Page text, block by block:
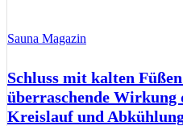
Sauna Magazin
Schluss mit kalten
überraschende Wirkung
Kreislauf und